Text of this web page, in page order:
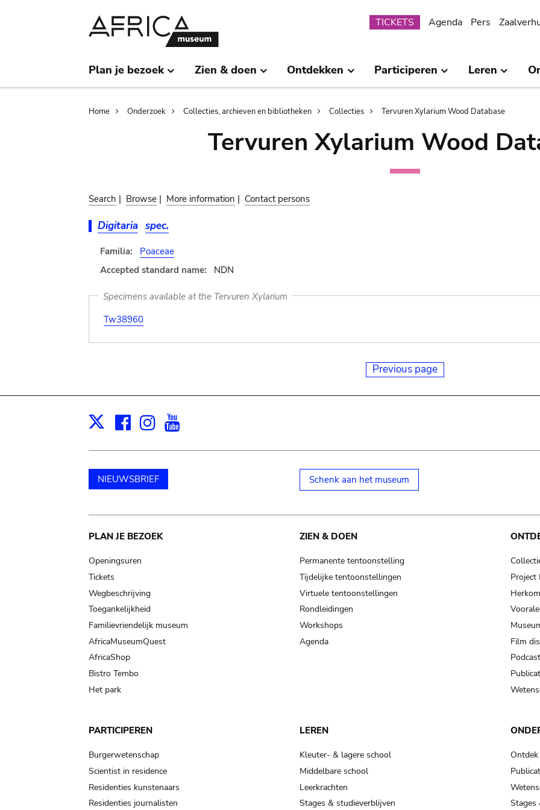
Submenu
TICKETS Agenda Pers
Plan je bezoek Zien & doen Ontdekken Participeren Leren
Breadcrumb
Home Onderzoek Collecties, archieven en bibliotheken Collecties Tervuren Xylarium Wood Database
Tervuren Xylarium Wood
Search | Browse | More information | Contact persons
Digitaria spec.
Familia:
Poaceae
Accepted standard name:
NDN
Specimens available at the Tervuren Xylarium
Tw38960
Previous page
X Facebook
Instagram
NIEUWSBRIEF Schenk aan het museum
Main
navigation
PLAN JE BEZOEK
Openingsuren
Tickets
Wegbeschrijving
Toegankelijkheid
Familievriendelijk museum
AfricaMuseumQuest
AfricaShop
Bistro Tembo
Het park
ZIEN & DOEN
Permanente tentoonstelling
Tijdelijke tentoonstellingen
Virtuele tentoonstellingen
Rondleidingen
Workshops
Agenda
Project
Film
PARTICIPEREN
Burgerwetenschap
Scientist in residence
Residenties kunstenaars
Residenties journalisten
LEREN
Kleuter- & lagere school
Middelbare school
Leerkrachten
Stages & studieverblijven
Stages